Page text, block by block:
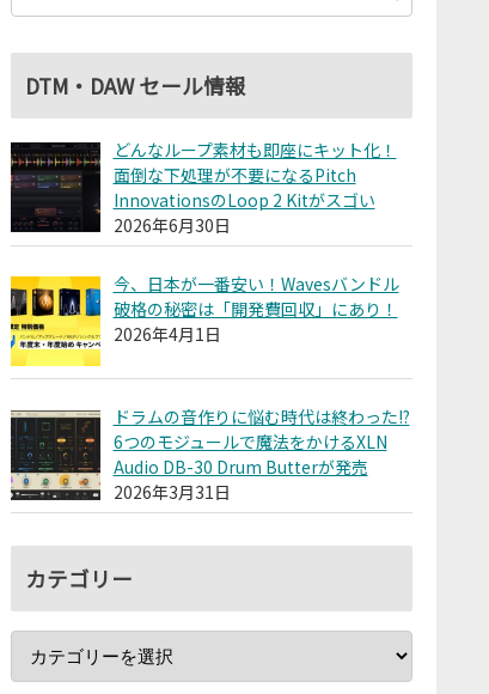
DTM・DAW セール情報
どんなループ素材も即座にキット化！
面倒な下処理が不要になるPitch
InnovationsのLoop 2 Kitがスゴい
2026年6月30日
今、日本が一番安い！Wavesバンドル
破格の秘密は「開発費回収」にあり！
2026年4月1日
ドラムの音作りに悩む時代は終わった!?
6つのモジュールで魔法をかけるXLN
Audio DB-30 Drum Butterが発売
2026年3月31日
カテゴリー